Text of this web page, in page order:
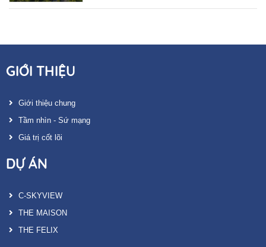
GIỚI THIỆU
Giới thiệu chung
Tầm nhìn - Sứ mạng
Giá trị cốt lõi
DỰ ÁN
C-SKYVIEW
THE MAISON
THE FELIX